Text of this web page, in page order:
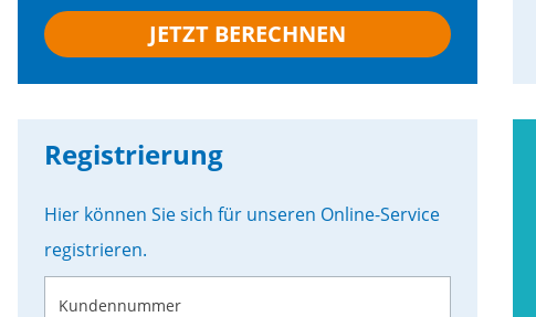
JETZT BERECHNEN
Registrierung
Hier können Sie sich für unseren Online-Service
registrieren.
Kundennummer